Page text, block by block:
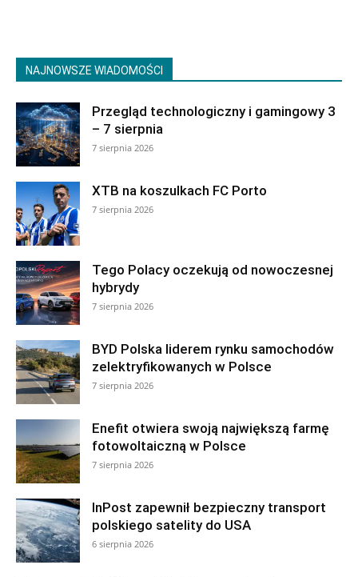
NAJNOWSZE WIADOMOŚCI
Przegląd technologiczny i gamingowy 3
– 7 sierpnia
7 sierpnia 2026
XTB na koszulkach FC Porto
7 sierpnia 2026
Tego Polacy oczekują od nowoczesnej
hybrydy
7 sierpnia 2026
BYD Polska liderem rynku samochodów
zelektryfikowanych w Polsce
7 sierpnia 2026
Enefit otwiera swoją największą farmę
fotowoltaiczną w Polsce
7 sierpnia 2026
InPost zapewnił bezpieczny transport
polskiego satelity do USA
6 sierpnia 2026